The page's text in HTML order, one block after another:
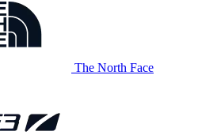
The North Face